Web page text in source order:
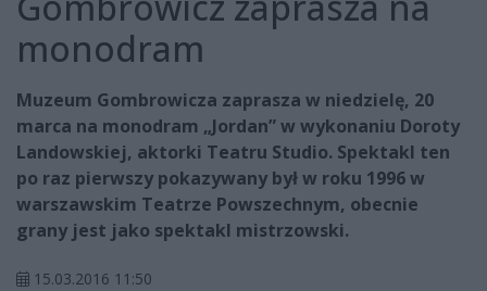
monodram
Muzeum Gombrowicza zaprasza w niedzielę, 20
marca na monodram „Jordan” w wykonaniu Doroty
Landowskiej, aktorki Teatru Studio. Spektakl ten
po raz pierwszy pokazywany był w roku 1996 w
warszawskim Teatrze Powszechnym, obecnie
grany jest jako spektakl mistrzowski.
15.03.2016 11:50